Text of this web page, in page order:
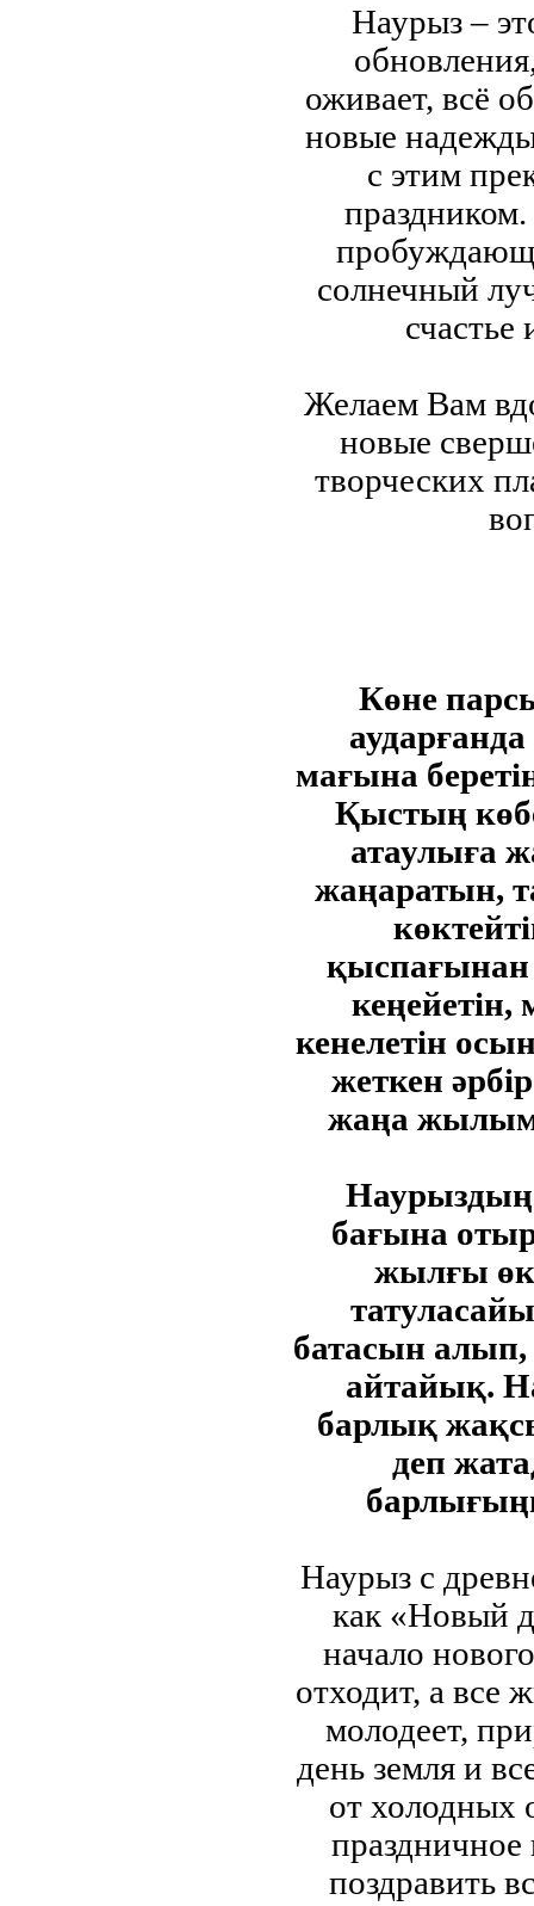
Наурыз –
оживает, всё
новые
с этим
солнечный
счастье
Желаем Вам
новые
творческих
Көне
мағына
Қыстың
атаулыға
жаңаратын,
кенелетін
жеткен
жаңа
Наурыздың
бағына
жылғы
батасын алып,
айтайық.
барлық
деп
Наурыз с
как «Новый
начало
отходит, а все
молодеет,
день земля и
от холодных
праздничное
поздравить